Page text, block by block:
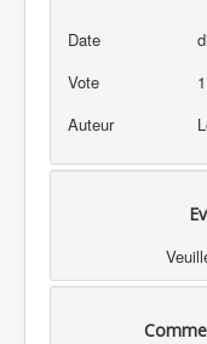
Date
Vote
Auteur